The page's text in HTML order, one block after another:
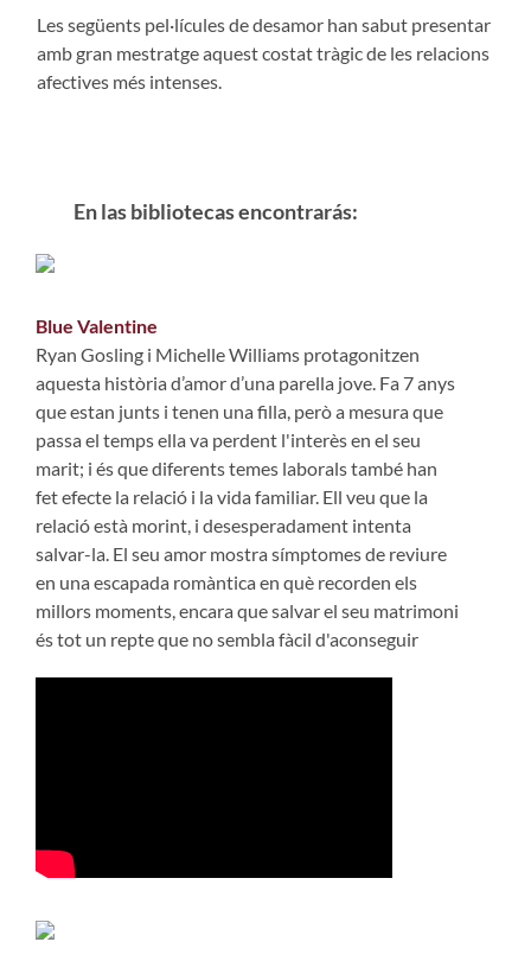
Les següents pel·lícules de desamor han sabut presentar
amb gran mestratge aquest costat tràgic de les relacions
afectives més intenses.
En las bibliotecas encontrarás:
Blue Valentine
Ryan Gosling i Michelle Williams protagonitzen
aquesta història d’amor d’una parella jove. Fa 7 anys
que estan junts i tenen una filla, però a mesura que
passa el temps ella va perdent l'interès en el seu
marit; i és que diferents temes laborals també han
fet efecte la relació i la vida familiar. Ell veu que la
relació està morint, i desesperadament intenta
salvar-la. El seu amor mostra símptomes de reviure
en una escapada romàntica en què recorden els
millors moments, encara que salvar el seu matrimoni
és tot un repte que no sembla fàcil d'aconseguir